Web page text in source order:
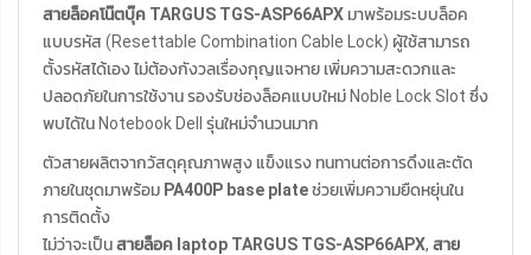
สายล็อคโน๊ตบุ๊ค TARGUS TGS-ASP66APX มาพร้อมระบบล็อค
แบบรหัส (Resettable Combination Cable Lock) ผู้ใช้สามารถ
ตั้งรหัสได้เอง ไม่ต้องกังวลเรื่องกุญแจหาย เพิ่มความสะดวกและ
ปลอดภัยในการใช้งาน รองรับช่องล็อคแบบใหม่ Noble Lock Slot ซึ่ง
พบได้ใน Notebook Dell รุ่นใหม่จำนวนมาก
ตัวสายผลิตจากวัสดุคุณภาพสูง แข็งแรง ทนทานต่อการดึงและตัด
ภายในชุดมาพร้อม PA400P base plateช่วยเพิ่มความยืดหยุ่นใน
การติดตั้ง
ไม่ว่าจะเป็นสายล็อค laptop TARGUS TGS-ASP66APX, สาย